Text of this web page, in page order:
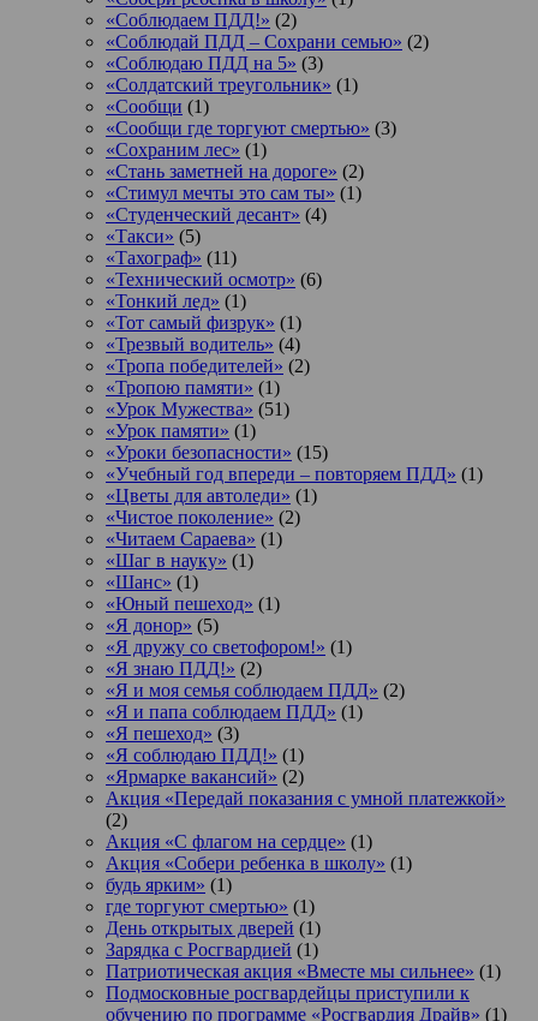
«Соблюдаем ПДД!» (2)
«Соблюдай ПДД – Сохрани семью» (2)
«Соблюдаю ПДД на 5» (3)
«Солдатский треугольник» (1)
«Сообщи (1)
«Сообщи где торгуют смертью» (3)
«Сохраним лес» (1)
«Стань заметней на дороге» (2)
«Стимул мечты это сам ты» (1)
«Студенческий десант» (4)
«Такси» (5)
«Тахограф» (11)
«Технический осмотр» (6)
«Тонкий лед» (1)
«Тот самый физрук» (1)
«Трезвый водитель» (4)
«Тропа победителей» (2)
«Тропою памяти» (1)
«Урок Мужества» (51)
«Урок памяти» (1)
«Уроки безопасности» (15)
«Учебный год впереди – повторяем ПДД» (1)
«Цветы для автоледи» (1)
«Чистое поколение» (2)
«Читаем Сараева» (1)
«Шаг в науку» (1)
«Шанс» (1)
«Юный пешеход» (1)
«Я донор» (5)
«Я дружу со светофором!» (1)
«Я знаю ПДД!» (2)
«Я и моя семья соблюдаем ПДД» (2)
«Я и папа соблюдаем ПДД» (1)
«Я пешеход» (3)
«Я соблюдаю ПДД!» (1)
«Ярмарке вакансий» (2)
Акция «Передай показания с умной платежкой»
(2)
Акция «С флагом на сердце» (1)
Акция «Собери ребенка в школу» (1)
будь ярким» (1)
где торгуют смертью» (1)
День открытых дверей (1)
Зарядка с Росгвардией (1)
Патриотическая акция «Вместе мы сильнее» (1)
Подмосковные росгвардейцы приступили к
обучению по программе «Росгвардия Драйв» (1)